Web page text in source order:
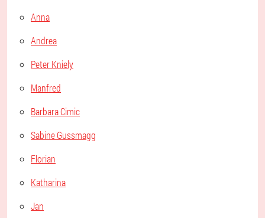
Anna
Andrea
Peter Kniely
Manfred
Barbara Cimic
Sabine Gussmagg
Florian
Katharina
Jan